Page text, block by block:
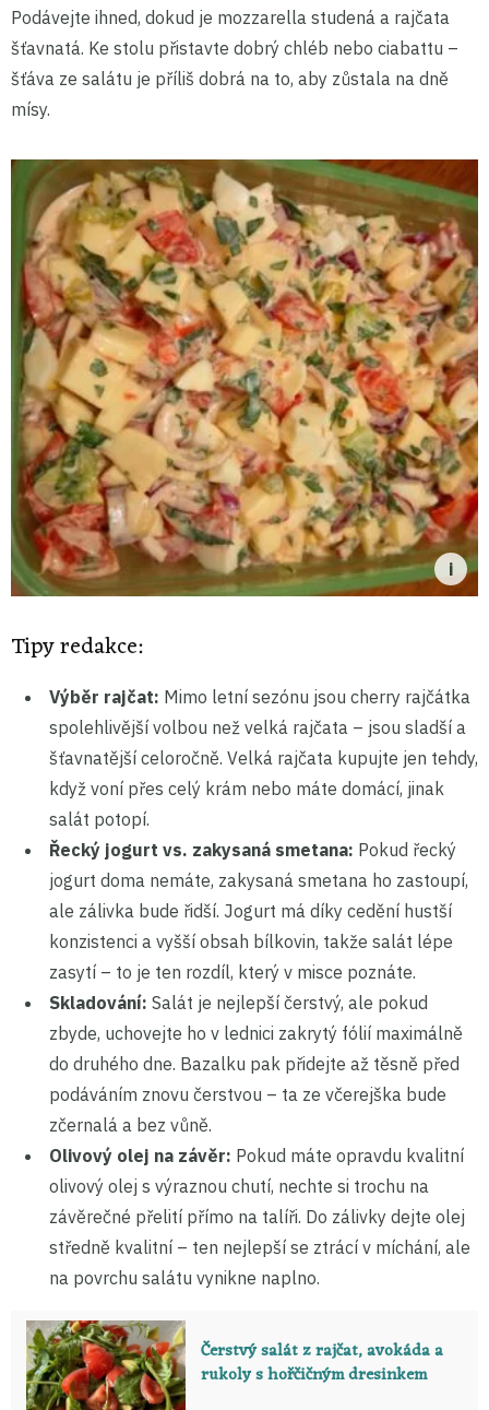
Podávejte ihned, dokud je mozzarella studená a rajčata
šťavnatá. Ke stolu přistavte dobrý chléb nebo ciabattu –
šťáva ze salátu je příliš dobrá na to, aby zůstala na dně
mísy.
Tipy redakce:
Výběr rajčat: Mimo letní sezónu jsou cherry rajčátka
spolehlivější volbou než velká rajčata – jsou sladší a
šťavnatější celoročně. Velká rajčata kupujte jen tehdy,
když voní přes celý krám nebo máte domácí, jinak
salát potopí.
Řecký jogurt vs. zakysaná smetana: Pokud řecký
jogurt doma nemáte, zakysaná smetana ho zastoupí,
ale zálivka bude řidší. Jogurt má díky cedění hustší
konzistenci a vyšší obsah bílkovin, takže salát lépe
zasytí – to je ten rozdíl, který v misce poznáte.
Skladování: Salát je nejlepší čerstvý, ale pokud
zbyde, uchovejte ho v lednici zakrytý fólií maximálně
do druhého dne. Bazalku pak přidejte až těsně před
podáváním znovu čerstvou – ta ze včerejška bude
zčernalá a bez vůně.
Olivový olej na závěr: Pokud máte opravdu kvalitní
olivový olej s výraznou chutí, nechte si trochu na
závěrečné přelití přímo na talíři. Do zálivky dejte olej
středně kvalitní – ten nejlepší se ztrácí v míchání, ale
na povrchu salátu vynikne naplno.
Čerstvý salát z rajčat, avokáda a
rukoly s hořčičným dresinkem